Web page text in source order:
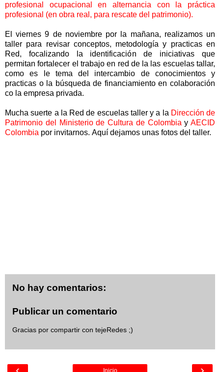
profesional ocupacional en alternancia con la práctica
profesional (en obra real, para rescate del patrimonio).
El viernes 9 de noviembre por la mañana, realizamos un
taller para revisar conceptos, metodología y practicas en
Red, focalizando la identificación de iniciativas que
permitan fortalecer el trabajo en red de la las escuelas tallar,
como es le tema del intercambio de conocimientos y
practicas o la búsqueda de financiamiento en colaboración
co la empresa privada.
Mucha suerte a la Red de escuelas taller y a la Dirección de
Patrimonio del Ministerio de Cultura de Colombia y AECID
Colombia por invitarnos. Aquí dejamos unas fotos del taller.
No hay comentarios:
Publicar un comentario
Gracias por compartir con tejeRedes ;)
Inicio